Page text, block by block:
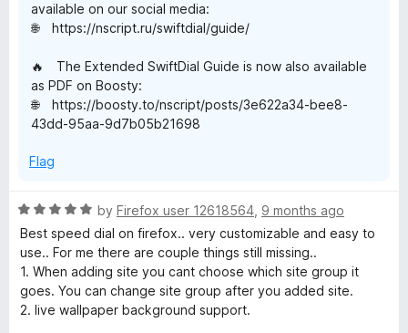
available on our social media:
🌐 https://nscript.ru/swiftdial/guide/
🔥 The Extended SwiftDial Guide is now also available
as PDF on Boosty:
🌐 https://boosty.to/nscript/posts/3e622a34-bee8-
43dd-95aa-9d7b05b21698
Flag
R
a
t
e
d
5
by Firefox user 12618564 9 months ago
Best speed dial on firefox.. very customizable and easy to
use.. For me there are couple things still missing..
1. When adding site you cant choose which site group it
goes. You can change site group after you added site.
2. live wallpaper background support.